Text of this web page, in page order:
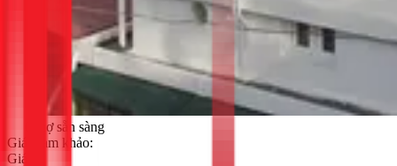
thợ sẵn sàng
Giá tham khảo:
Giá: